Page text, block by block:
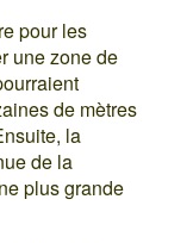
pour les
une zone de
de mètres
la
de la
plus grande